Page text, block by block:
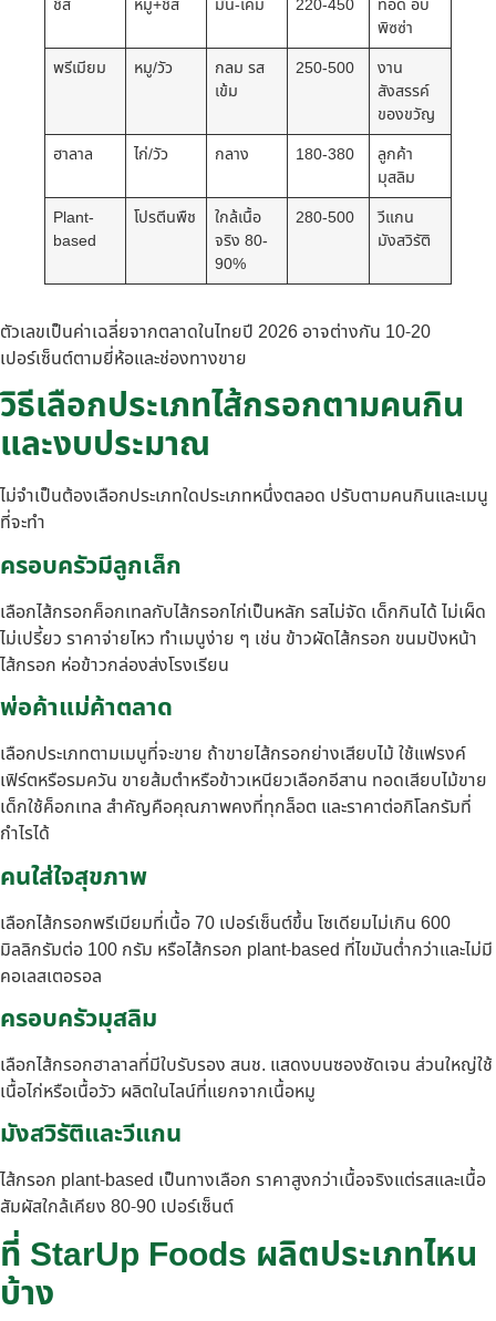
ชีส หมู+ชีส มัน-เค็ม 220-450
ทอด อบ
พิซซ่า
พรีเมียม
หมู/วัว
กลม รส
เข้ม
250-500
งาน
สังสรรค์
ของขวัญ
ฮาลาล
ไก่/วัว กลาง 180-380
ลูกค้า
มุสลิม
Plant-
based
โปรตีนพืช
ใกล้เนื้อ
จริง 80-
90%
280-500
วีแกน
มังสวิรัติ
ตัวเลขเป็นค่าเฉลี่ยจากตลาดในไทยปี 2026 อาจต่างกัน 10-20
เปอร์เซ็นต์ตามยี่ห้อและช่องทางขาย
วิธีเลือกประเภทไส้กรอกตามคนกิน
และงบประมาณ
ไม่จำเป็นต้องเลือกประเภทใดประเภทหนึ่งตลอด ปรับตามคนกินและเมนู
ที่จะทำ
ครอบครัวมีลูกเล็ก
เลือกไส้กรอกค็อกเทลกับไส้กรอกไก่เป็นหลัก รสไม่จัด เด็กกินได้ ไม่เผ็ด
ไม่เปรี้ยว ราคาจ่ายไหว ทำเมนูง่าย ๆ เช่น ข้าวผัดไส้กรอก ขนมปังหน้า
ไส้กรอก ห่อข้าวกล่องส่งโรงเรียน
พ่อค้าแม่ค้าตลาด
เลือกประเภทตามเมนูที่จะขาย ถ้าขายไส้กรอกย่างเสียบไม้ ใช้แฟรงค์
เฟิร์ตหรือรมควัน ขายส้มตำหรือข้าวเหนียวเลือกอีสาน ทอดเสียบไม้ขาย
เด็กใช้ค็อกเทล สำคัญคือคุณภาพคงที่ทุกล็อต และราคาต่อกิโลกรัมที่
กำไรได้
คนใส่ใจสุขภาพ
เลือกไส้กรอกพรีเมียมที่เนื้อ 70 เปอร์เซ็นต์ขึ้น โซเดียมไม่เกิน 600
มิลลิกรัมต่อ 100 กรัม หรือไส้กรอก plant-based ที่ไขมันต่ำกว่าและไม่มี
คอเลสเตอรอล
ครอบครัวมุสลิม
เลือกไส้กรอกฮาลาลที่มีใบรับรอง สนช. แสดงบนซองชัดเจน ส่วนใหญ่ใช้
เนื้อไก่หรือเนื้อวัว ผลิตในไลน์ที่แยกจากเนื้อหมู
มังสวิรัติและวีแกน
ไส้กรอก plant-based เป็นทางเลือก ราคาสูงกว่าเนื้อจริงแต่รสและเนื้อ
สัมผัสใกล้เคียง 80-90 เปอร์เซ็นต์
ที่ StarUp Foods ผลิตประเภทไหน
บ้าง